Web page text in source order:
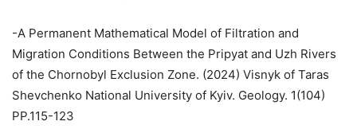
-A Permanent Mathematical Model of Filtration and
Migration Conditions Between the Pripyat and Uzh Rivers
of the Chornobyl Exclusion Zone. (2024) Visnyk of Taras
Shevchenko National University of Kyiv. Geology. 1(104)
PP.115-123